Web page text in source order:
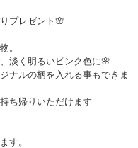
プレゼント🌸
。
淡く明るいピンク色に🌸
ナルの柄を入れる事もできま
ち帰りいただけます
す。